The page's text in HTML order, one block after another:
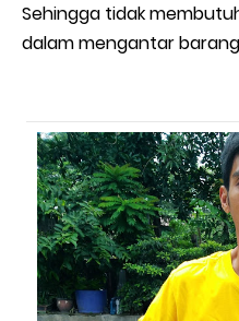
Sehingga tidak
dalam mengantar